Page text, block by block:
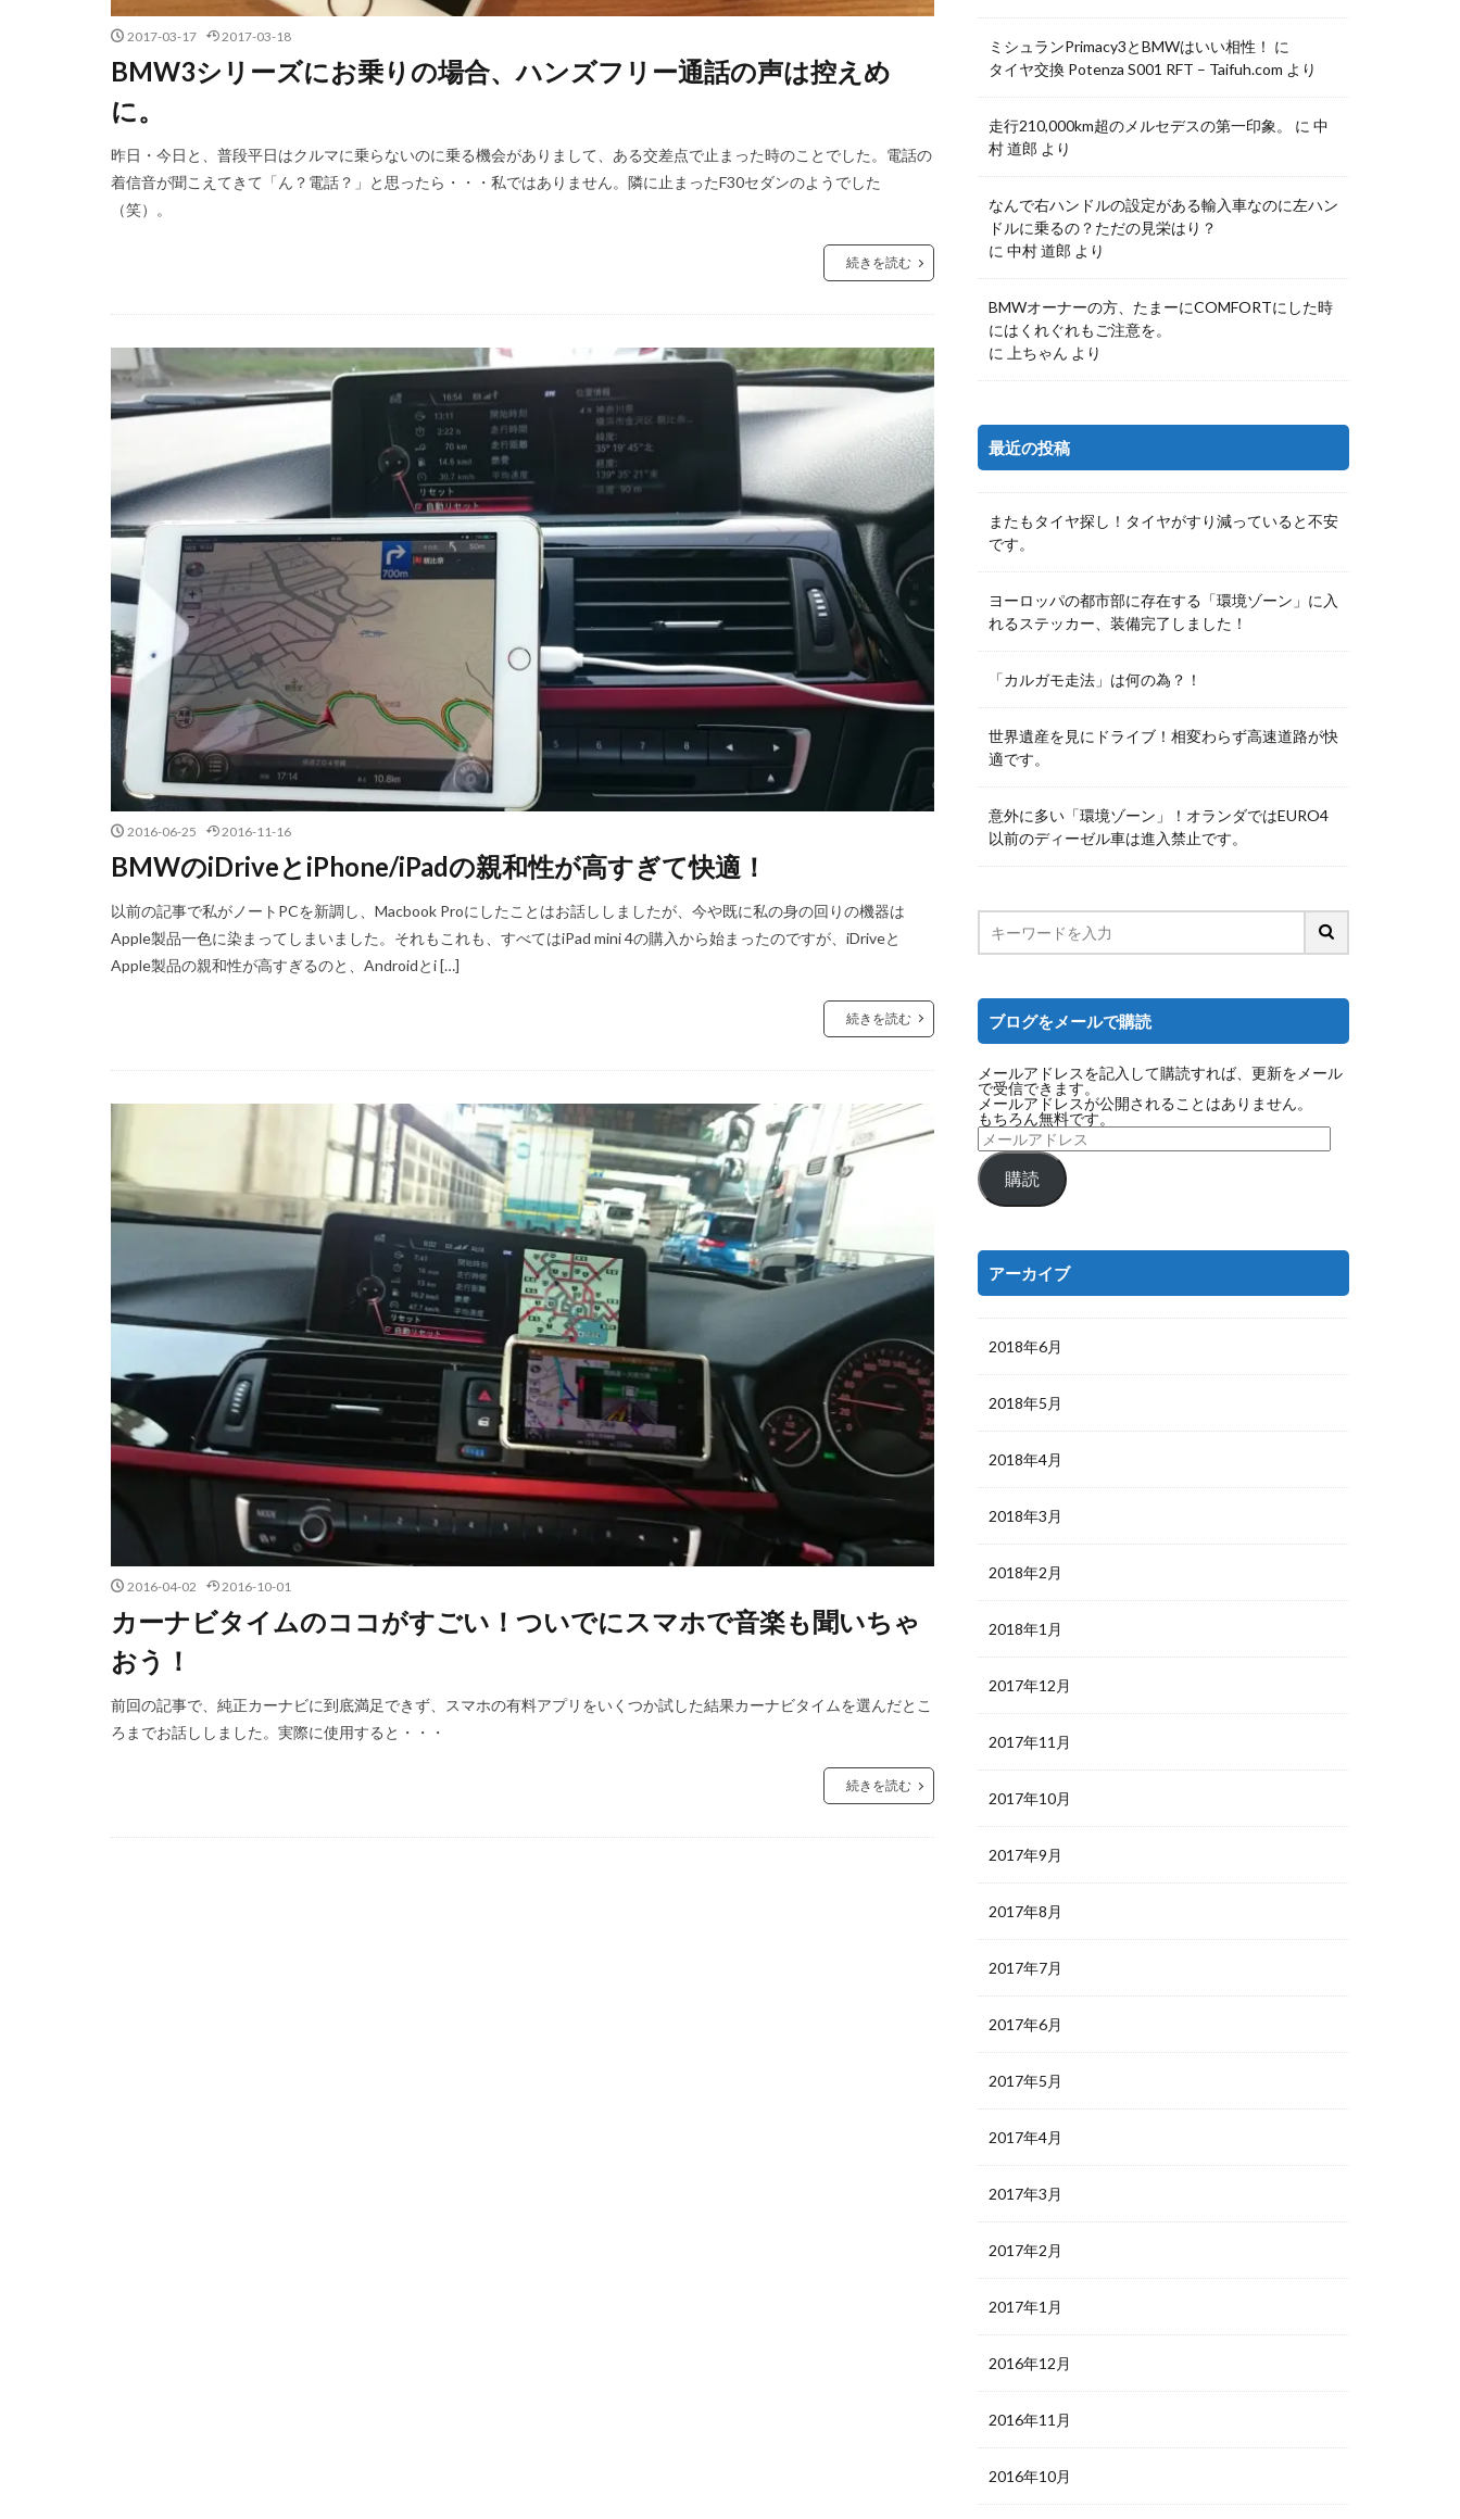
2017-03-17 2017-03-18
BMW3シリーズにお乗りの場合、ハンズフリー通話の声は控えめ
に。
昨日・今日と、普段平日はクルマに乗らないのに乗る機会がありまして、ある交差点で止まった時のことでした。電話の
着信音が聞こえてきて「ん？電話？」と思ったら・・・私ではありません。隣に止まったF30セダンのようでした
（笑）。
続きを読む
2016-06-25 2016-11-16
BMWのiDriveとiPhone/iPadの親和性が高すぎて快適！
以前の記事で私がノートPCを新調し、Macbook Proにしたことはお話ししましたが、今や既に私の身の回りの機器は
Apple製品一色に染まってしまいました。それもこれも、すべてはiPad mini 4の購入から始まったのですが、iDriveと
Apple製品の親和性が高すぎるのと、Androidとi […]
続きを読む
2016-04-02 2016-10-01
カーナビタイムのココがすごい！ついでにスマホで音楽も聞いちゃ
おう！
前回の記事で、純正カーナビに到底満足できず、スマホの有料アプリをいくつか試した結果カーナビタイムを選んだとこ
ろまでお話ししました。実際に使用すると・・・
続きを読む
ミシュランPrimacy3とBMWはいい相性！ に
タイヤ交換 Potenza S001 RFT – Taifuh.com より
走行210,000km超のメルセデスの第一印象。 に 中
村 道郎 より
なんで右ハンドルの設定がある輸入車なのに左ハン
ドルに乗るの？ただの見栄はり？
に 中村 道郎 より
BMWオーナーの方、たまーにCOMFORTにした時
にはくれぐれもご注意を。
に
上ちゃん より
最近の投稿
またもタイヤ探し！タイヤがすり減っていると不安
です。
ヨーロッパの都市部に存在する「環境ゾーン」に入
れるステッカー、装備完了しました！
「カルガモ走法」は何の為？！
世界遺産を見にドライブ！相変わらず高速道路が快
適です。
意外に多い「環境ゾーン」！オランダではEURO4
以前のディーゼル車は進入禁止です。
ブログをメールで購読
メールアドレスを記入して購読すれば、更新をメール
で受信できます。
メールアドレスが公開されることはありません。
もちろん無料です。
購読
アーカイブ
2018年6月
2018年5月
2018年4月
2018年3月
2018年2月
2018年1月
2017年12月
2017年11月
2017年10月
2017年9月
2017年8月
2017年7月
2017年6月
2017年5月
2017年4月
2017年3月
2017年2月
2017年1月
2016年12月
2016年11月
2016年10月